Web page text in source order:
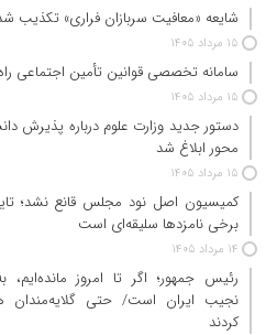
شایعه «معافیت سربازان فراری» تکذیب
15 مرداد 1405
سامانه تخصصی قوانین تأمین اجتماعی
15 مرداد 1405
دستور جدید وزارت علوم درباره پذیرش
محور ابلاغ شد
15 مرداد 1405
کمیسیون اصل نود مجلس قانع نشد؛
برخی نامزدها سلیقه‌ای است
14 مرداد 1405
رئیس‌ جمهور؛ اگر تا امروز مانده‌ایم،
نجیب ایران است/ حتی گلایه‌مندان
کردند